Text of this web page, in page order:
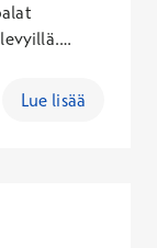
Lue lisää